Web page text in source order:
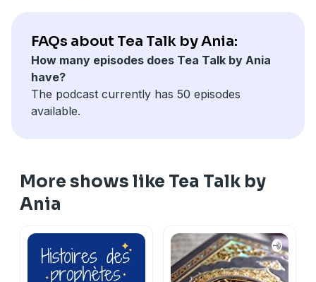
FAQs about Tea Talk by Ania:
How many episodes does Tea Talk by Ania
have?
The podcast currently has 50 episodes
available.
More shows like Tea Talk by
Ania